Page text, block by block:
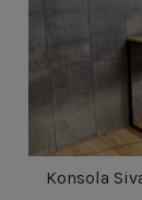
Konsola